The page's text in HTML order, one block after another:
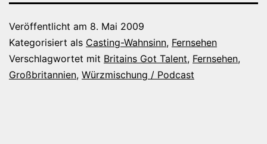
Veröffentlicht am 8. Mai 2009
Kategorisiert als Casting-Wahnsinn, Fernsehen
Verschlagwortet mit Britains Got Talent, Fernsehen,
Großbritannien, Würzmischung / Podcast